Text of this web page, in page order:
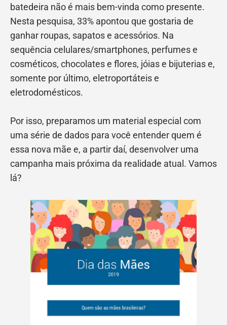
batedeira não é mais bem-vinda como presente.
Nesta pesquisa, 33% apontou que gostaria de
ganhar roupas, sapatos e acessórios. Na
sequência celulares/smartphones, perfumes e
cosméticos, chocolates e flores, jóias e bijuterias e,
somente por último, eletroportáteis e
eletrodomésticos.
Por isso, preparamos um material especial com
uma série de dados para você entender quem é
essa nova mãe e, a partir daí, desenvolver uma
campanha mais próxima da realidade atual. Vamos
lá?